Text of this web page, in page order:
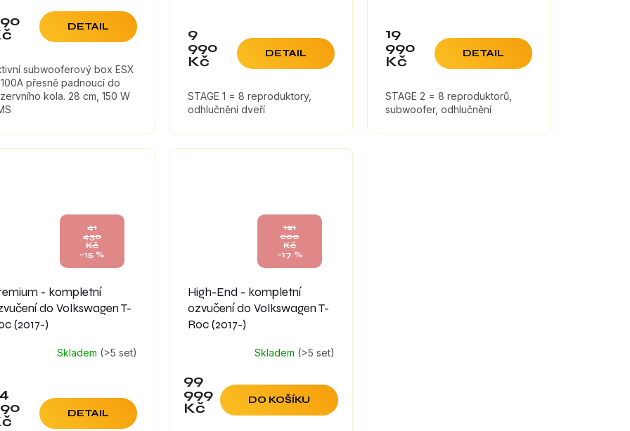
DETAIL
subwooferový box ESX
přesně padnoucí do
kola. 28 cm, 150 W
9
990
Kč
DETAIL
STAGE 1 = 8 reproduktory,
odhlučnění dveří
19
990
Kč
DETAIL
STAGE 2 = 8 reproduktorů,
subwoofer, odhlučnění
41
430
Kč
–15 %
- kompletní
do Volkswagen T-
(2017-)
Skladem (>5 set)
DETAIL
121
000
Kč
–17 %
High-End - kompletní
ozvučení do Volkswagen T-
Roc (2017-)
Skladem (>5 set)
99
999
Kč
DO KOŠÍKU